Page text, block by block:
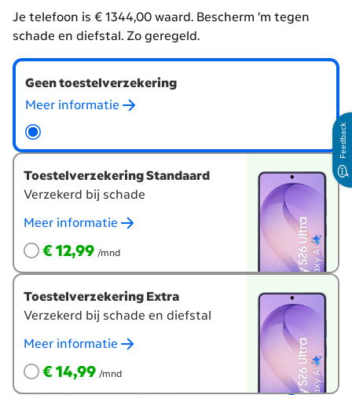
Je telefoon is € 1344,00 waard. Bescherm ’m tegen
schade en diefstal. Zo geregeld.
Wil
een
toestelverzekering?
Geen toestelverzekering
Meer informatie
Toestelverzekering Standaard
Verzekerd bij schade
Meer informatie
€ 12,99
€ 12,99
per maand/mnd
Toestelverzekering Extra
Verzekerd bij schade en diefstal
Meer informatie
€ 14,99
€ 14,99
per maand/mnd
Feedback